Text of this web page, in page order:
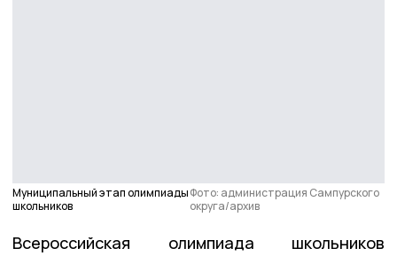
Муниципальный этап олимпиады
школьников
Фото: администрация Сампурского
округа/архив
Всероссийская олимпиада школьников